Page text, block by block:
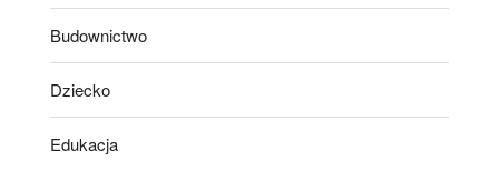
Budownictwo
Dziecko
Edukacja